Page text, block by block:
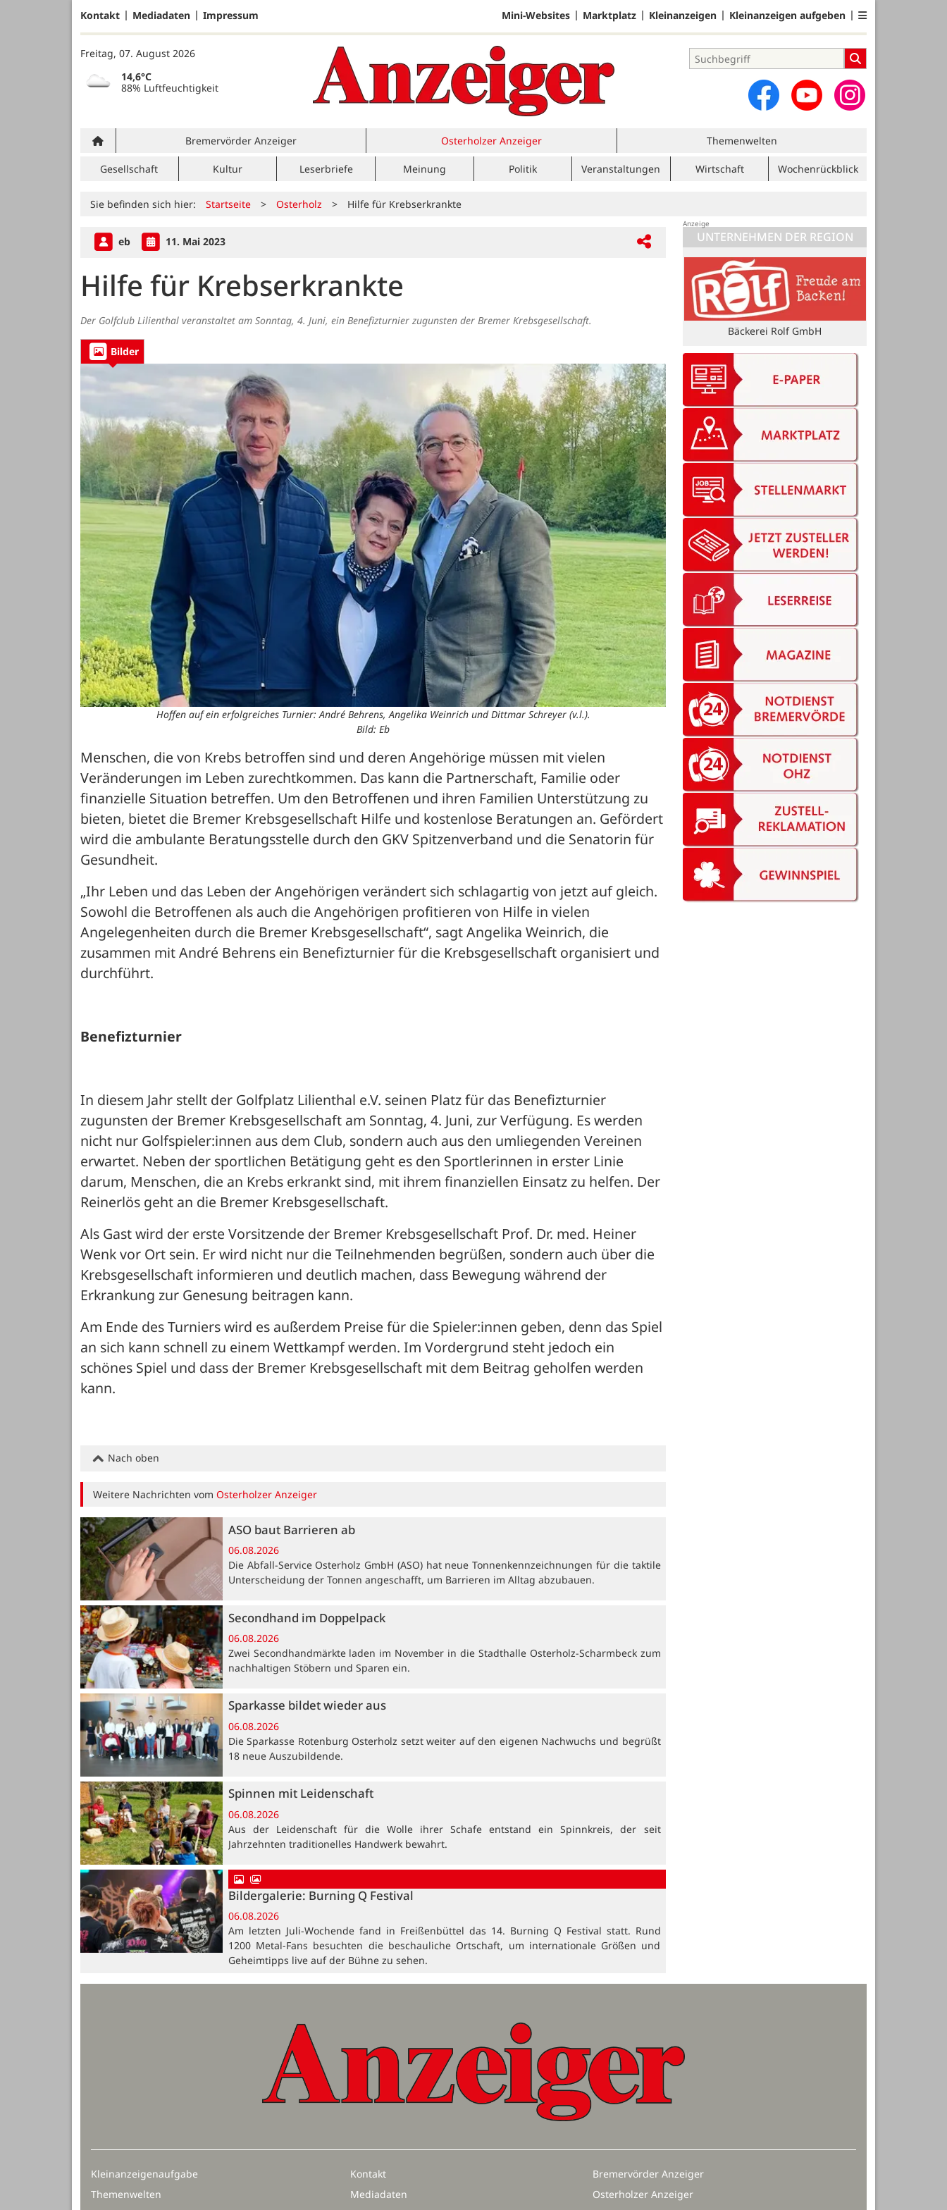
Kontakt Mediadaten Impressum Mini-Websites Marktplatz Kleinanzeigen Kleinanzeigen aufgeben
Freitag, 07. August 2026
14,6°C
88% Luftfeuchtigkeit
Bremervörder Anzeiger Osterholzer Anzeiger Themenwelten
Gesellschaft Kultur Leserbriefe Meinung Politik Veranstaltungen Wirtschaft Wochenrückblick
Sie befinden sich hier: Startseite > Osterholz > Hilfe für Krebserkrankte
eb 11. Mai 2023
Hilfe für Krebserkrankte
Der Golfclub Lilienthal veranstaltet am Sonntag, 4. Juni, ein Benefizturnier zugunsten der Bremer Krebsgesellschaft.
Bilder
Hoffen auf ein erfolgreiches Turnier: André Behrens, Angelika Weinrich und Dittmar Schreyer (v.l.).
Bild: Eb
Menschen, die von Krebs betroffen sind und deren Angehörige müssen mit vielen
Veränderungen im Leben zurechtkommen. Das kann die Partnerschaft, Familie oder
finanzielle Situation betreffen. Um den Betroffenen und ihren Familien Unterstützung zu
bieten, bietet die Bremer Krebsgesellschaft Hilfe und kostenlose Beratungen an. Gefördert
wird die ambulante Beratungsstelle durch den GKV Spitzenverband und die Senatorin für
Gesundheit.
„Ihr Leben und das Leben der Angehörigen verändert sich schlagartig von jetzt auf gleich.
Sowohl die Betroffenen als auch die Angehörigen profitieren von Hilfe in vielen
Angelegenheiten durch die Bremer Krebsgesellschaft“, sagt Angelika Weinrich, die
zusammen mit André Behrens ein Benefizturnier für die Krebsgesellschaft organisiert und
durchführt.
Benefizturnier
In diesem Jahr stellt der Golfplatz Lilienthal e.V. seinen Platz für das Benefizturnier
zugunsten der Bremer Krebsgesellschaft am Sonntag, 4. Juni, zur Verfügung. Es werden
nicht nur Golfspieler:innen aus dem Club, sondern auch aus den umliegenden Vereinen
erwartet. Neben der sportlichen Betätigung geht es den Sportlerinnen in erster Linie
darum, Menschen, die an Krebs erkrankt sind, mit ihrem finanziellen Einsatz zu helfen. Der
Reinerlös geht an die Bremer Krebsgesellschaft.
Als Gast wird der erste Vorsitzende der Bremer Krebsgesellschaft Prof. Dr. med. Heiner
Wenk vor Ort sein. Er wird nicht nur die Teilnehmenden begrüßen, sondern auch über die
Krebsgesellschaft informieren und deutlich machen, dass Bewegung während der
Erkrankung zur Genesung beitragen kann.
Am Ende des Turniers wird es außerdem Preise für die Spieler:innen geben, denn das Spiel
an sich kann schnell zu einem Wettkampf werden. Im Vordergrund steht jedoch ein
schönes Spiel und dass der Bremer Krebsgesellschaft mit dem Beitrag geholfen werden
kann.
Nach oben
Weitere Nachrichten vomOsterholzer Anzeiger
ASO baut Barrieren ab
06.08.2026
Die Abfall-Service Osterholz GmbH (ASO) hat neue Tonnenkennzeichnungen für die taktile
Unterscheidung der Tonnen angeschafft, um Barrieren im Alltag abzubauen.
Secondhand im Doppelpack
06.08.2026
Zwei Secondhandmärkte laden im November in die Stadthalle Osterholz-Scharmbeck zum
nachhaltigen Stöbern und Sparen ein.
Sparkasse bildet wieder aus
06.08.2026
Die Sparkasse Rotenburg Osterholz setzt weiter auf den eigenen Nachwuchs und begrüßt
18 neue Auszubildende.
Spinnen mit Leidenschaft
06.08.2026
Aus der Leidenschaft für die Wolle ihrer Schafe entstand ein Spinnkreis, der seit
Jahrzehnten traditionelles Handwerk bewahrt.
Bildergalerie: Burning Q Festival
06.08.2026
Am letzten Juli-Wochende fand in Freißenbüttel das 14. Burning Q Festival statt. Rund
1200 Metal-Fans besuchten die beschauliche Ortschaft, um internationale Größen und
Geheimtipps live auf der Bühne zu sehen.
UNTERNEHMEN DER REGION
Erich Meyer Uhren & Optik GmbH
Kleinanzeigenaufgabe
Themenwelten
Kontakt
Mediadaten
Bremervörder Anzeiger
Osterholzer Anzeiger